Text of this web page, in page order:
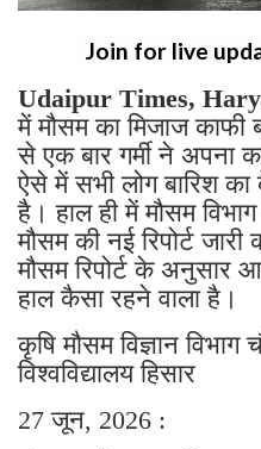
Join for live
Udaipur Times,
में मौसम का मिजाज
से एक बार गर्मी ने अपना
ऐसे में सभी लोग बारिश
है। हाल ही में मौसम
मौसम की नई रिपोर्ट
मौसम रिपोर्ट के अनुसार
हाल कैसा रहने वाला है।
कृषि मौसम विज्ञान विभाग
विश्वविद्यालय हिसार
27 जून, 2026 :